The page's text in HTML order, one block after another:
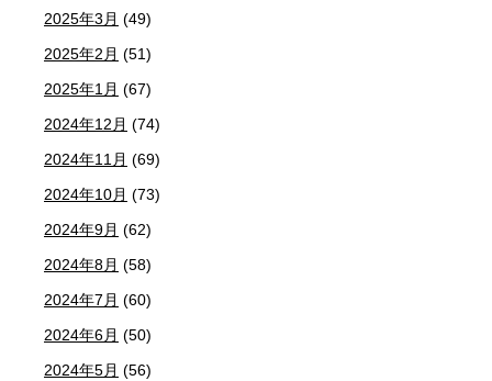
2025年3月 (49)
2025年2月 (51)
2025年1月 (67)
2024年12月 (74)
2024年11月 (69)
2024年10月 (73)
2024年9月 (62)
2024年8月 (58)
2024年7月 (60)
2024年6月 (50)
2024年5月 (56)